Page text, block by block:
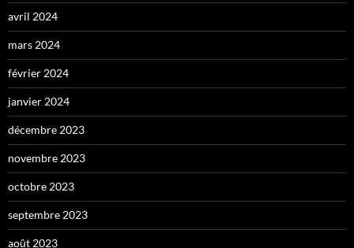
avril 2024
mars 2024
février 2024
janvier 2024
décembre 2023
novembre 2023
octobre 2023
septembre 2023
août 2023